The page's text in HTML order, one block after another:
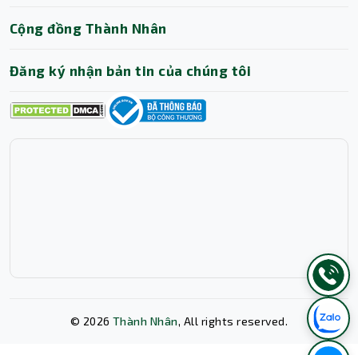
Cộng đồng Thành Nhân
Đăng ký nhận bản tin của chúng tôi
© 2026 Thành Nhân, All rights reserved.